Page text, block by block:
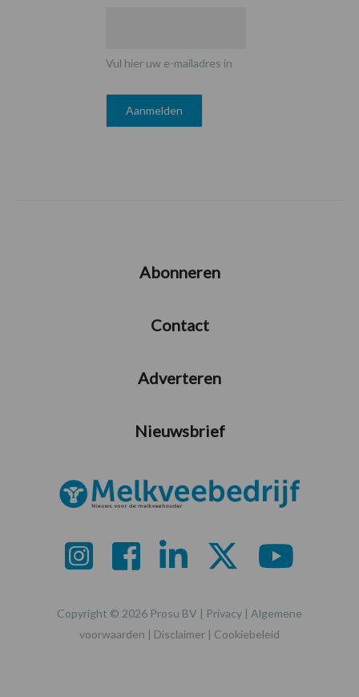
Vul hier uw e-mailadres in
Abonneren
Contact
Adverteren
Nieuwsbrief
Copyright © 2026 Prosu BV | Privacy | Algemene
voorwaarden | Disclaimer | Cookiebeleid